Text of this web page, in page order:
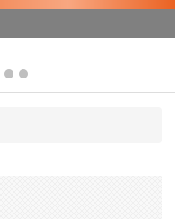
履歷健檢、共融職場分享一次掌
來！"